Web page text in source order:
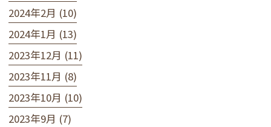
2024年2月 (10)
2024年1月 (13)
2023年12月 (11)
2023年11月 (8)
2023年10月 (10)
2023年9月 (7)